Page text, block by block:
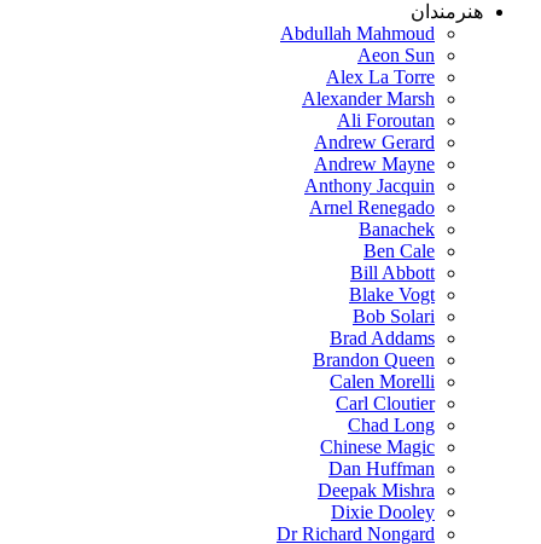
هنرمندان
Abdullah Mahmoud
Aeon Sun
Alex La Torre
Alexander Marsh
Ali Foroutan
Andrew Gerard
Andrew Mayne
Anthony Jacquin
Arnel Renegado
Banachek
Ben Cale
Bill Abbott
Blake Vogt
Bob Solari
Brad Addams
Brandon Queen
Calen Morelli
Carl Cloutier
Chad Long
Chinese Magic
Dan Huffman
Deepak Mishra
Dixie Dooley
Dr Richard Nongard